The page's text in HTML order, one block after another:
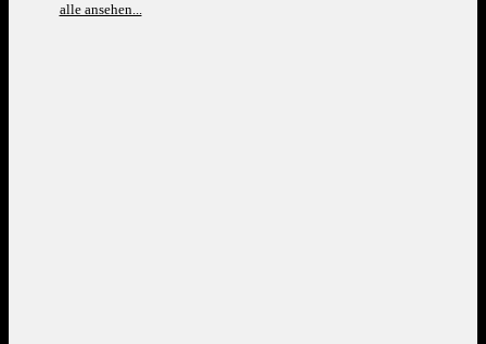
alle ansehen...